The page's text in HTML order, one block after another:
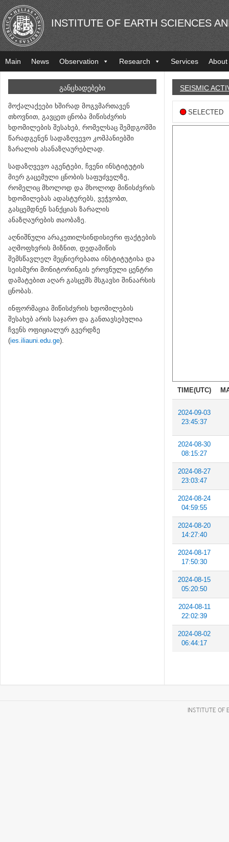
INSTITUTE OF EARTH SCIENCES
Main News Observation Research Services About
ᲒᲐᲜᲪᲮᲐᲓᲔᲑᲔᲑᲘ
მოქალაქეები ხშირად მოგვმართავენ
თხოვნით, გავცეთ ცნობა მიწისძვრის
ხდომილების შესახებ, რომელსაც შემდგომში
წარადგენენ სადაზღვევო კომპანიებში
ზარალის ასანაზღაურებლად.
სადაზღვევო აგენტები, ჩვენი ინსტიტუტის
მიერ გაცემული ცნობის საფუძველზე,
რომელიც მხოლოდ და მხოლოდ მიწისძვრის
ხდომილებას ადასტურებს, ვეჭვობთ,
გასცემდნენ სანქციას ზარალის
ანაზღაურების თაობაზე.
აღნიშნული არაკეთილსინდისიერი ფაქტების
აღმოფხვრის მიზნით, დედამიწის
შემსწავლელ მეცნიერებათა ინსტიტუტისა და
სეისმური მონიტორინგის ეროვნული ცენტრი
დამატებით აღარ გასცემს მსგავსი შინაარსის
ცნობას.
ინფორმაცია მიწისძვრის ხდომილების
შესახებ არის საჯარო და განთავსებულია
ჩვენს ოფიციალურ გვერდზე
(ies.iliauni.edu.ge).
SEISMIC
SELECTED
TIME(UTC)
2024-09-03
23:45:37
2024-08-30
08:15:27
2024-08-27
23:03:47
2024-08-24
04:59:55
2024-08-20
14:27:40
2024-08-17
17:50:30
2024-08-15
05:20:50
2024-08-11
22:02:39
2024-08-02
06:44:17
INSTITUTE OF